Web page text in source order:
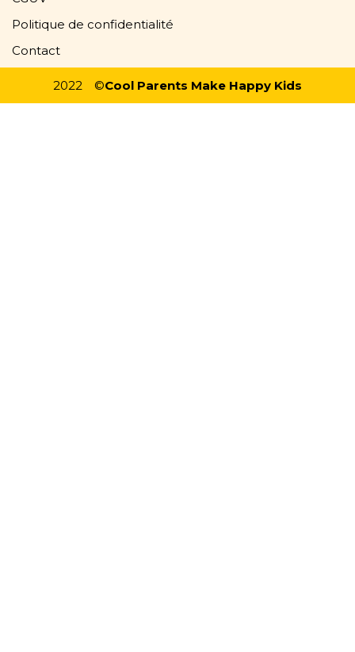
Politique de confidentialité
Contact
2022 ©Cool Parents Make Happy Kids